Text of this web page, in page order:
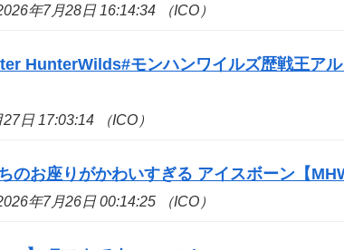
年7月28日 16:14:34 （ICO）
HunterWilds#モンハンワイルズ歴戦王ア
日 17:03:14 （ICO）
のお座りがかわいすぎる アイスボーン【
年7月26日 00:14:25 （ICO）